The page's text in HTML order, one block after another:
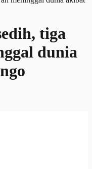
tiga
dunia